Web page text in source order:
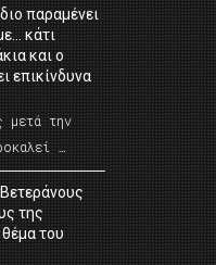
παραμένει
κάτι
και ο
επικίνδυνα
μετά την
…
της
του